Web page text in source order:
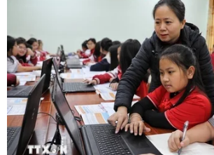
TIN CÙNG CHUYÊN MỤC
Tháng 12/2026 hoàn thành mở rộng
đoạn cao tốc Thành phố Hồ Chí
Minh-Long Thành
07/08/2026 10:29
Lào Cai: Đứt gãy 30m đường